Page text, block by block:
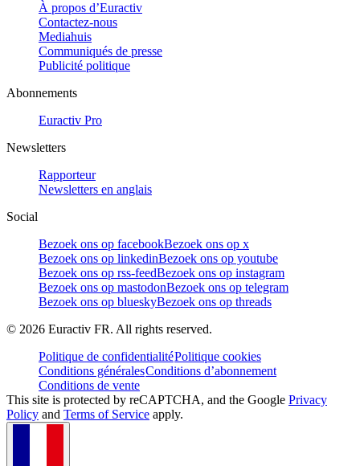
À propos d’Euractiv
Contactez-nous
Mediahuis
Communiqués de presse
Publicité politique
Abonnements
Euractiv Pro
Newsletters
Rapporteur
Newsletters en anglais
Social
Bezoek ons op facebookBezoek ons op x
Bezoek ons op linkedinBezoek ons op youtube
Bezoek ons op rss-feedBezoek ons op instagram
Bezoek ons op mastodonBezoek ons op telegram
Bezoek ons op blueskyBezoek ons op threads
© 2026 Euractiv FR. All rights reserved.
Politique de confidentialitéPolitique cookies
Conditions généralesConditions d’abonnement
Conditions de vente
This site is protected by reCAPTCHA, and the Google Privacy
Policy and Terms of Service apply.